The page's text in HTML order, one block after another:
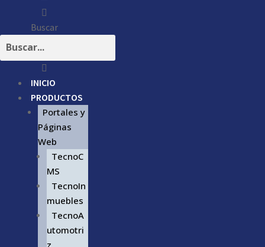
Buscar
INICIO
PRODUCTOS
Portales y
Páginas
Web
TecnoC
MS
TecnoIn
muebles
TecnoA
utomotri